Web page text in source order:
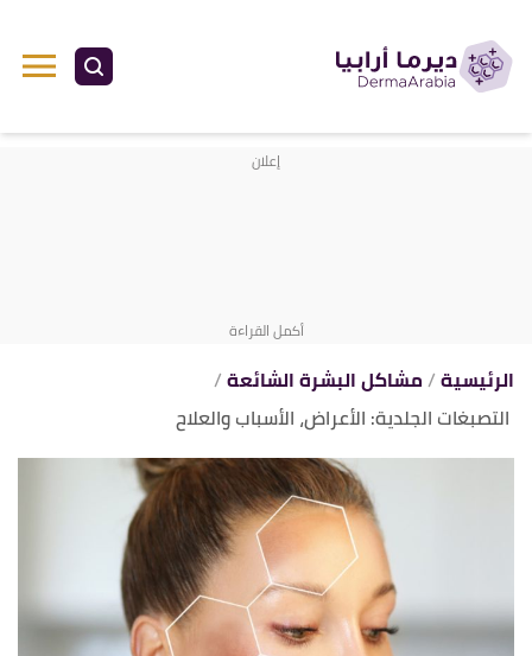
الرئيسية مشاكل البشرة الشائعة
التصبغات الجلدية: الأعراض، الأسباب والعلاح